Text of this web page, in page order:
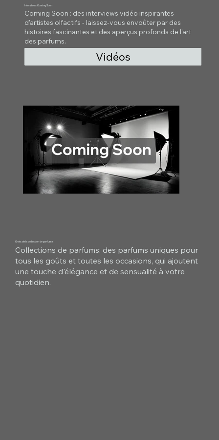
Interviews Coming Soon
Coming Soon : des interviews vidéo inspirantes
d'artistes olfactifs - laissez-vous envoûter par des
histoires fascinantes et des aperçus profonds de l'art
des parfums.
Vidéos
Choix de la collection de parfums
Collections de parfums: des parfums uniques pour
tous les goûts et toutes les occasions, qui ajoutent
une touche d'élégance et de sensualité à votre
quotidien.